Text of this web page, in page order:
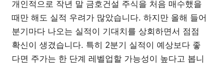
개인적으로 작년 말 금호건설 주식을 처음 매수했을
때만 해도 실적 우려가 많았습니다. 하지만 올해 들어
분기마다 나오는 실적이 기대치를 상회하면서 점점
확신이 생겼습니다. 특히 2분기 실적이 예상보다 좋
다면 주가는 한 단계 레벨업할 가능성이 높다고 봅니